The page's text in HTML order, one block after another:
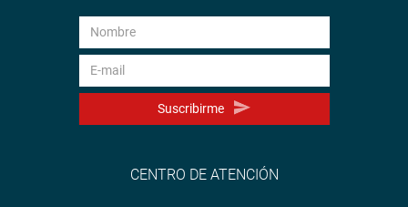
Suscribirme
CENTRO DE ATENCIÓN